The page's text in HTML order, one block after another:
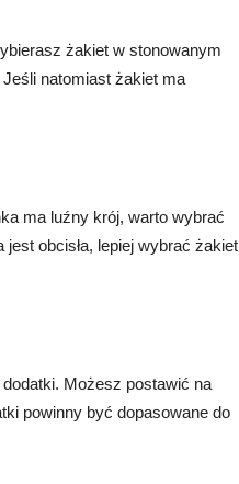
żakiet w stonowanym
natomiast żakiet ma
ma luźny krój, warto wybrać
obcisła, lepiej wybrać żakiet
Możesz postawić na
powinny być dopasowane do